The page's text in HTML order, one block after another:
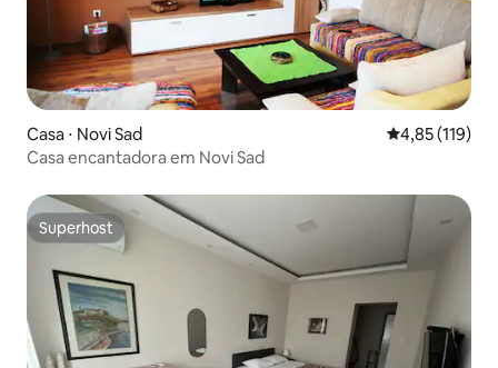
Casa ⋅ Novi Sad 4,85 de uma
4,85 (119)
Casa encantadora em Novi Sad
Superhost
Superhost